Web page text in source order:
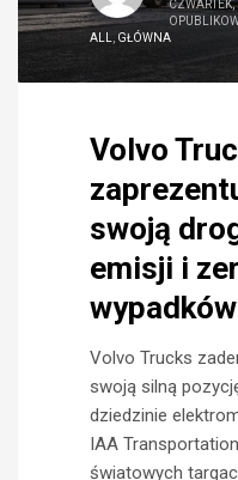
ALL
GŁÓWNA
Volvo
swoją
emisji i
wypadków
Volvo Trucks
swoją silną
dziedzinie
IAA
światowych